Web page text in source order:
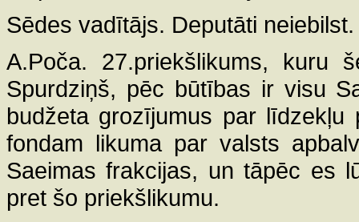
Sēdes vadītājs. Deputāti neiebilst.
A.Poča. 27.priekšlikums, kuru
Spurdziņš, pēc būtības ir visu
budžeta grozījumus par līdzekļu
fondam likuma par valsts
Saeimas frakcijas, un tāpēc es
pret šo priekšlikumu.